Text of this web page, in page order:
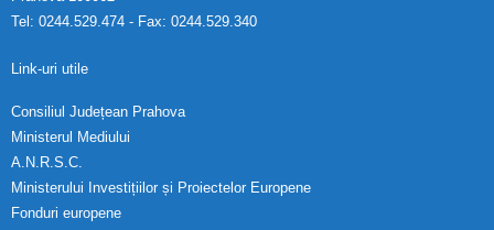
Tel: 0244.529.474 - Fax: 0244.529.340
Link-uri utile
Consiliul Județean Prahova
Ministerul Mediului
A.N.R.S.C.
Ministerului Investițiilor și Proiectelor Europene
Fonduri europene